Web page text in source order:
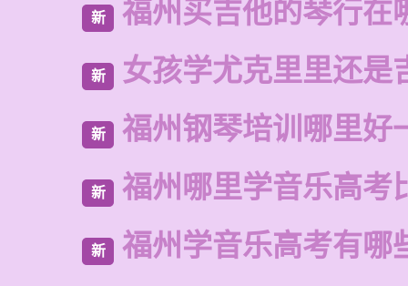
新 福州买吉他的琴行在
新 女孩学尤克里里还是
新 福州钢琴培训哪里好
新 福州哪里学音乐高考
新 福州学音乐高考有哪